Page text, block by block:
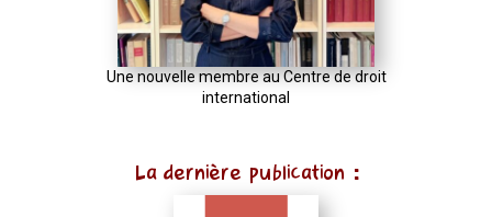
Une nouvelle membre au Centre de droit
international
La dernière publication :